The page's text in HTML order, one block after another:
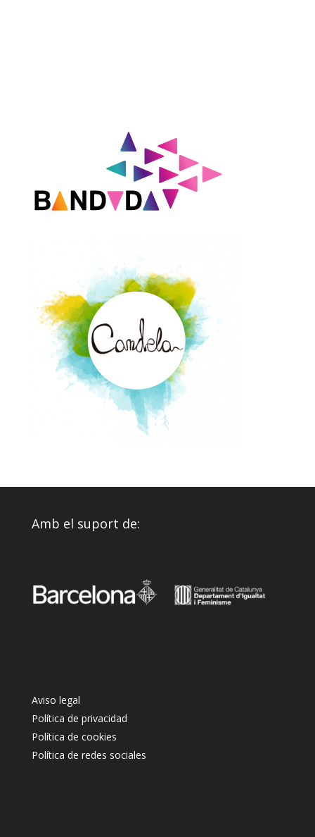
Amb el suport de:
Aviso legal
Política de privacidad
Política de cookies
Política de redes sociales